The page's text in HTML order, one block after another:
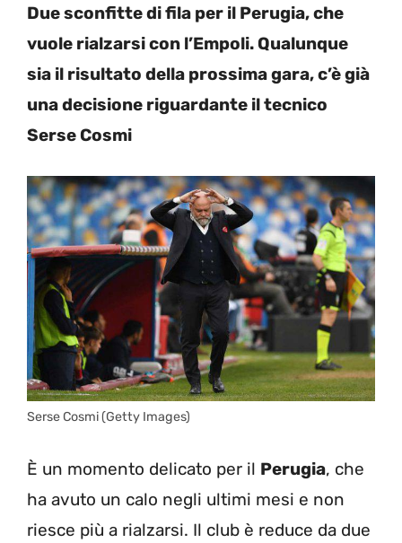
Due sconfitte di fila per il Perugia, che
vuole rialzarsi con l’Empoli. Qualunque
sia il risultato della prossima gara, c’è già
una decisione riguardante il tecnico
Serse Cosmi
Serse Cosmi (Getty Images)
È un momento delicato per il Perugia, che
ha avuto un calo negli ultimi mesi e non
riesce più a rialzarsi. Il club è reduce da due